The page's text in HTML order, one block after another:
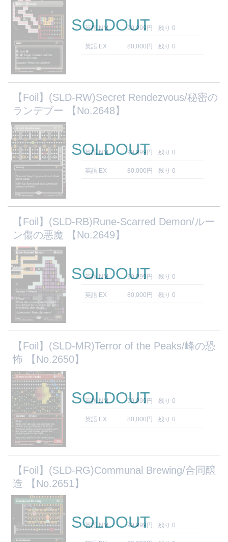
英語 NM 99,999円 残り 0
英語 EX 80,000円 残り 0
SOLDOUT
【Foil】(SLD-RW)Secret Rendezvous/秘密の
ランデブー 【No.2648】
英語 NM 99,999円 残り 0
英語 EX 80,000円 残り 0
SOLDOUT
【Foil】(SLD-RB)Rune-Scarred Demon/ルー
ン傷の悪魔 【No.2649】
英語 NM 99,999円 残り 0
英語 EX 80,000円 残り 0
SOLDOUT
【Foil】(SLD-MR)Terror of the Peaks/峰の恐
怖 【No.2650】
英語 NM 99,999円 残り 0
英語 EX 80,000円 残り 0
SOLDOUT
【Foil】(SLD-RG)Communal Brewing/合同醸
造 【No.2651】
英語 NM 99,999円 残り 0
SOLDOUT